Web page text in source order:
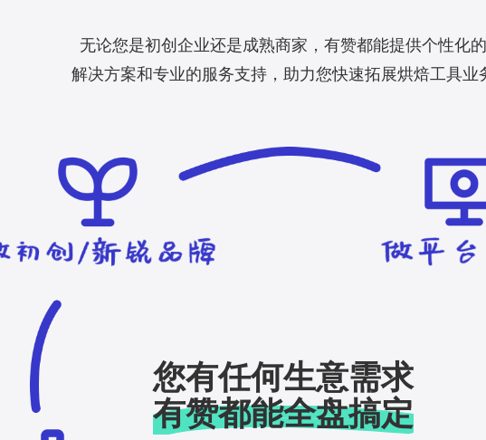
无论您是初创企业还是成熟商家，有赞都能提供个性化的
解决方案和专业的服务支持，助力您快速拓展烘焙工具业
您有任何生意需求
有赞都能全盘搞定